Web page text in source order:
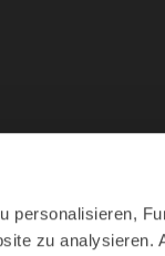
personalisieren,
zu analysieren.